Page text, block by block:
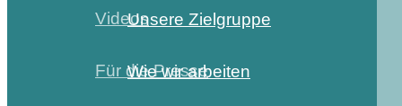
Videos
Für die Presse
Unsere Zielgruppe
Wie wir arbeiten